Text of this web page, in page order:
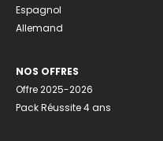
Espagnol
Allemand
NOS OFFRES
Offre 2025-2026
Pack Réussite 4 ans